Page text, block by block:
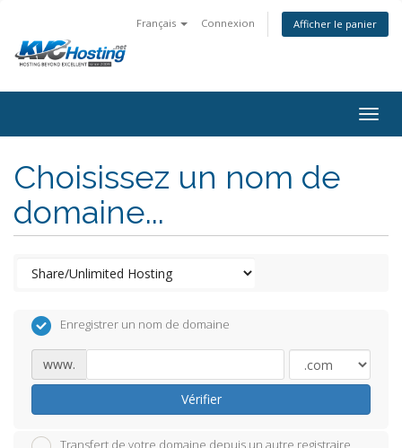
Français Connexion Afficher le panier
Choisissez un nom de
domaine...
Enregistrer un nom de domaine
www.
Vérifier